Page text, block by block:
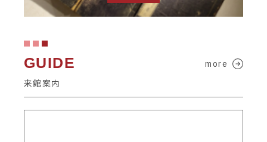
GUIDE
来館案内
more